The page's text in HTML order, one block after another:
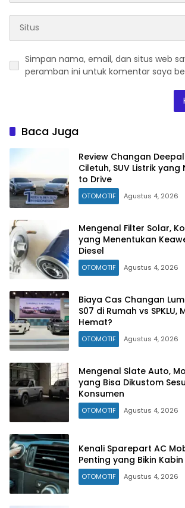
Simpan nama, email, dan situs web
peramban ini untuk komentar saya
Baca Juga
Review Changan
Ciletuh, SUV Listrik
to Drive
OTOMOTIF Agustus 4, 2026
Mengenal Filter Solar,
yang Menentukan
Diesel
OTOMOTIF Agustus 4, 2026
Biaya Cas Changan
S07 di Rumah vs SPKLU,
Hemat?
OTOMOTIF Agustus 4, 2026
Mengenal Slate Auto,
yang Bisa Dikustom
Konsumen
OTOMOTIF Agustus 4, 2026
Kenali Sparepart AC
Penting yang Bikin
OTOMOTIF Agustus 4, 2026